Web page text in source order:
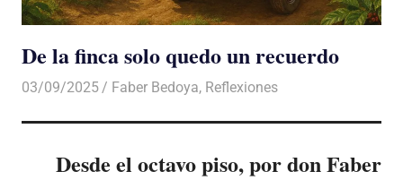
De la finca solo quedo un recuerdo
03/09/2025 De todo un Poco
Faber Bedoya, Reflexiones
Desde el octavo piso, por don Faber